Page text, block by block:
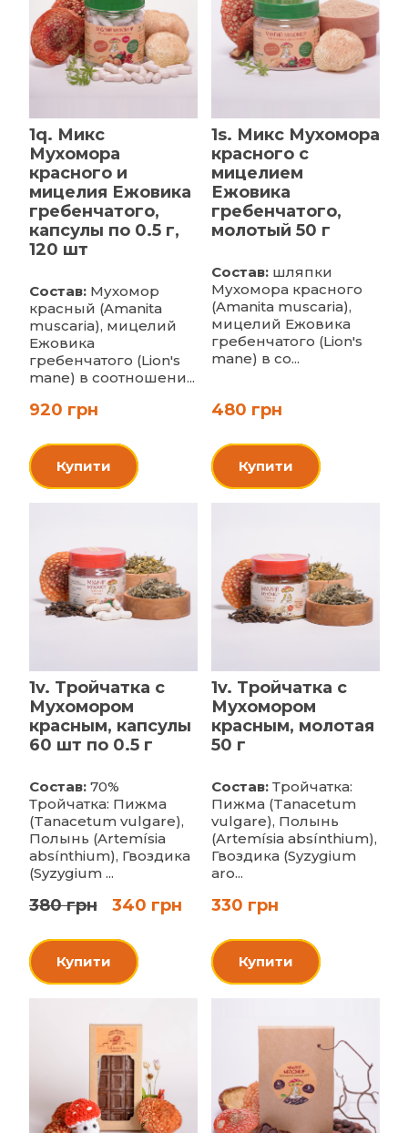
1q. Микс
Мухомора
красного и
мицелия Ежовика
гребенчатого,
капсулы по 0.5 г,
120 шт
Состав:Мухомор
красный (Amanita
muscaria), мицелий
Ежовика
гребенчатого (Lion's
mane) в соотношени...
920 грн
Купити
1s. Микс Мухомора
красного с
мицелием
Ежовика
гребенчатого,
молотый 50 г
Состав:шляпки
Мухомора красного
(Amanita muscaria),
мицелий Ежовика
гребенчатого (Lion's
mane) в со...
480 грн
Купити
1v. Тройчатка с
Мухомором
красным, капсулы
60 шт по 0.5 г
Состав:70%
Тройчатка: Пижма
(Tanacetum vulgare),
Полынь (Artemísia
absínthium), Гвоздика
(Syzygium ...
380 грн 340 грн
Купити
1v. Тройчатка с
Мухомором
красным, молотая
50 г
Состав: Тройчатка:
Пижма (Tanacetum
vulgare), Полынь
(Artemísia absínthium),
Гвоздика (Syzygium
aro...
330 грн
Купити